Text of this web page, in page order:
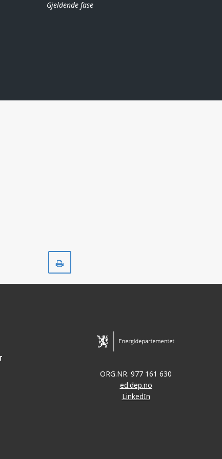
Gjeldende fase
ORG.NR. 977 161 630
ed.dep.no
LinkedIn